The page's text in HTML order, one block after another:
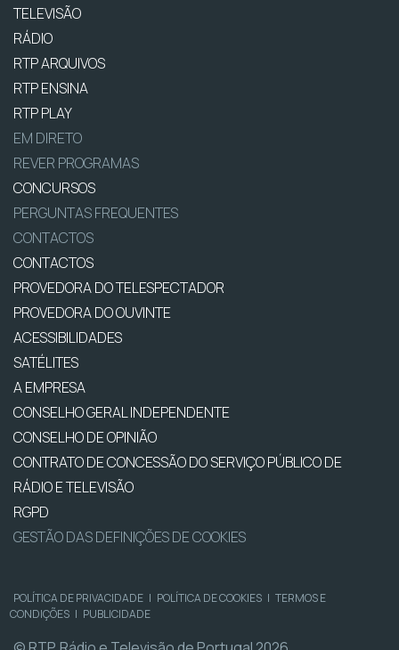
TELEVISÃO
RÁDIO
RTP ARQUIVOS
RTP ENSINA
RTP PLAY
EM DIRETO
REVER PROGRAMAS
CONCURSOS
PERGUNTAS FREQUENTES
CONTACTOS
CONTACTOS
PROVEDORA DO TELESPECTADOR
PROVEDORA DO OUVINTE
ACESSIBILIDADES
SATÉLITES
A EMPRESA
CONSELHO GERAL INDEPENDENTE
CONSELHO DE OPINIÃO
CONTRATO DE CONCESSÃO DO SERVIÇO PÚBLICO DE
RÁDIO E TELEVISÃO
RGPD
GESTÃO DAS DEFINIÇÕES DE COOKIES
POLÍTICA DE PRIVACIDADE | POLÍTICA DE COOKIES | TERMOS E
CONDIÇÕES | PUBLICIDADE